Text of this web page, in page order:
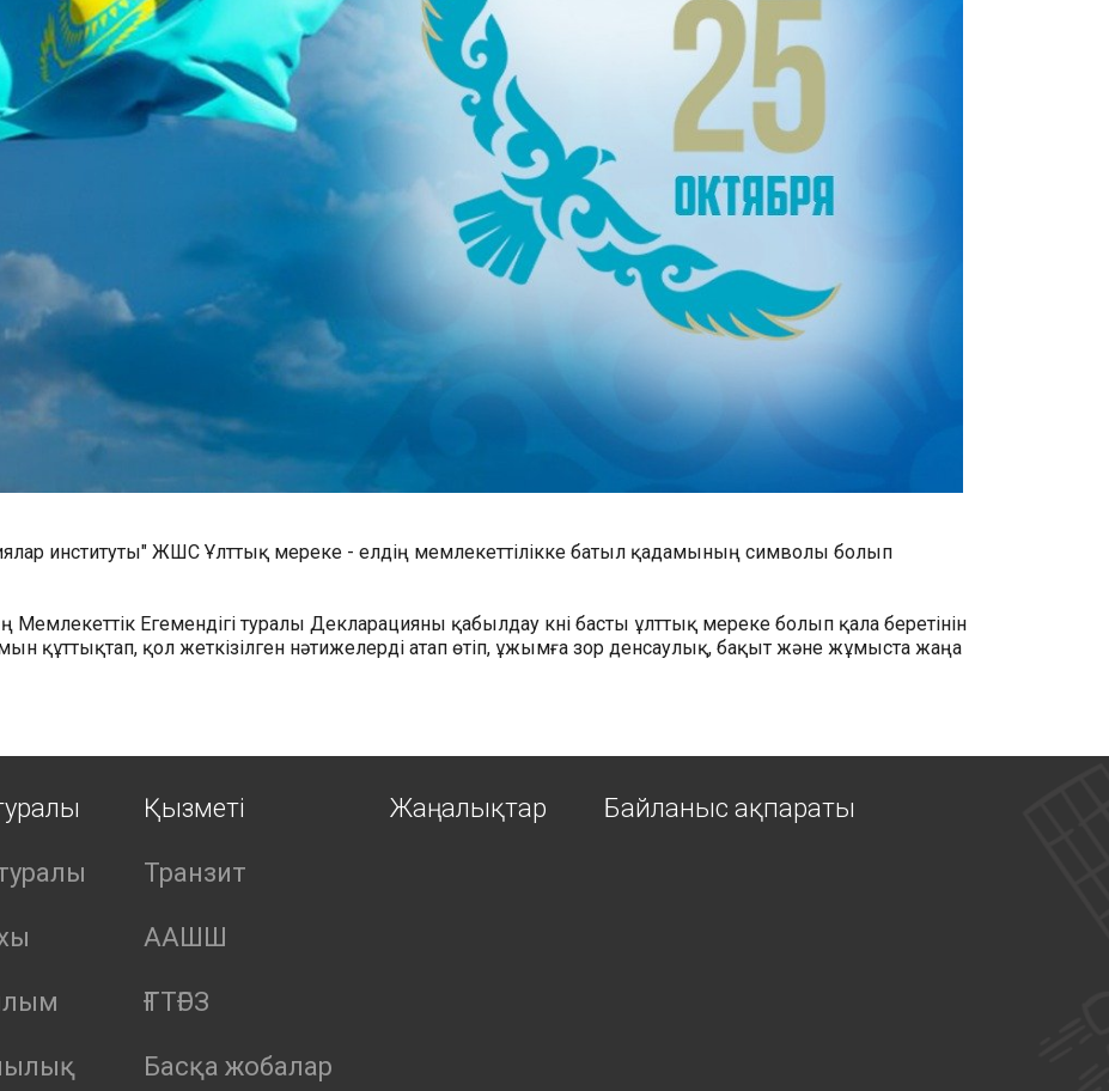
институты" ЖШС Ұлттық мереке - елдің мемлекеттілікке батыл қадамының символы болып
Егемендігі туралы Декларацияны қабылдау күні басты ұлттық мереке болып қала беретінін
құттықтап, қол жеткізілген нәтижелерді атап өтіп, ұжымға зор денсаулық, бақыт және жұмыста жаңа
Қызметі
Транзит
ААШШ
ҒТТҒЭЗ
Басқа жобалар
Жаңалықтар Байланыс ақпараты